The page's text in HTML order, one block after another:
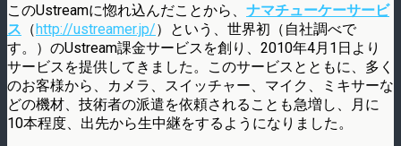
このUstreamに惚れ込んだことから、 ナマチューケーサービ
ス （http://ustreamer.jp/）という、世界初（自社調べで
す。）のUstream課金サービスを創り、2010年4月1日より
サービスを提供してきました。このサービスとともに、多く
のお客様から、カメラ、スイッチャー、マイク、ミキサーな
どの機材、技術者の派遣を依頼されることも急増し、月に
10本程度、出先から生中継をするようになりました。